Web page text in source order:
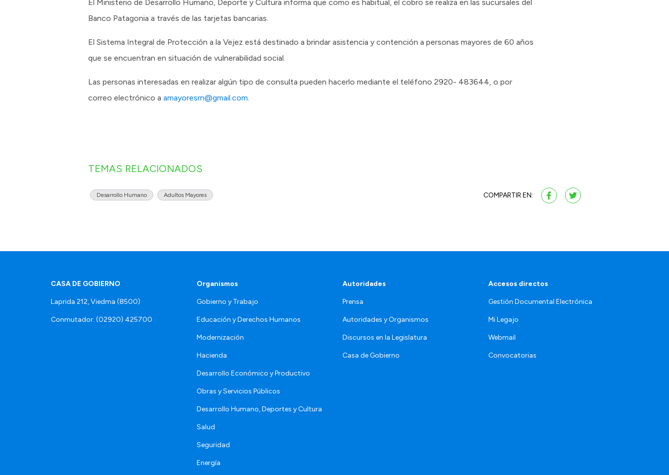
El Ministerio de Desarrollo Humano, Deporte y Cultura informa que como es habitual, el cobro se realiza en las sucursales del
Banco Patagonia a través de las tarjetas bancarias.
El Sistema Integral de Protección a la Vejez está destinado a brindar asistencia y contención a personas mayores de 60 años
que se encuentran en situación de vulnerabilidad social.
Las personas interesadas en realizar algún tipo de consulta pueden hacerlo mediante el teléfono 2920- 483644, o por
correo electrónico a amayoresrn@gmail.com.
TEMAS RELACIONADOS
Desarrollo Humano Adultos Mayores COMPARTIR EN:
CASA DE GOBIERNO
Laprida 212, Viedma (8500)
Conmutador: (02920) 425700
Organismos
Gobierno y Trabajo
Educación y Derechos Humanos
Modernización
Hacienda
Desarrollo Económico y Productivo
Obras y Servicios Públicos
Desarrollo Humano, Deportes y Cultura
Salud
Seguridad
Energía
Autoridades
Prensa
Autoridades y Organismos
Discursos en la Legislatura
Casa de Gobierno
Accesos directos
Gestión Documental Electrónica
Mi Legajo
Webmail
Convocatorias